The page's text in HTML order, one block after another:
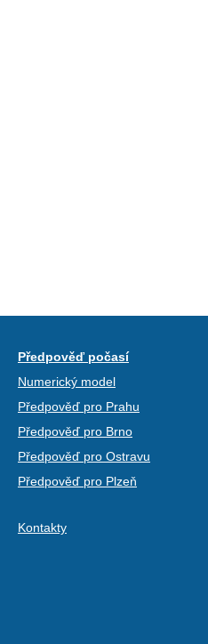
Předpověď počasí
Numerický model
Předpověď pro Prahu
Předpověď pro Brno
Předpověď pro Ostravu
Předpověď pro Plzeň
Kontakty